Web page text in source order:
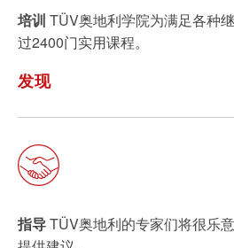
培训 TÜV奥地利学院为满足各种
过2400门实用课程。
发现
指导TÜV奥地利的专家们将很乐